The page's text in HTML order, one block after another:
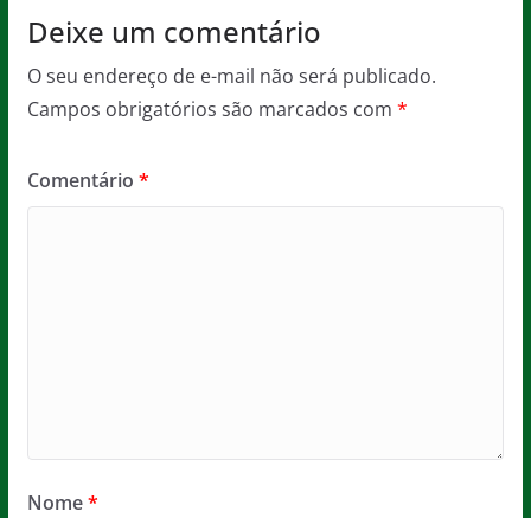
Deixe um comentário
O seu endereço de e-mail não será publicado.
Campos obrigatórios são marcados com *
Comentário *
Nome*